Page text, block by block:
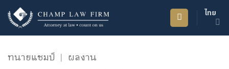
ไป
ยัง
ไทย
ทนายแชมป์ | ผลงาน